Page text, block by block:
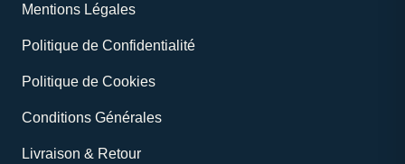
Mentions Légales
Politique de Confidentialité
Politique de Cookies
Conditions Générales
Livraison & Retour